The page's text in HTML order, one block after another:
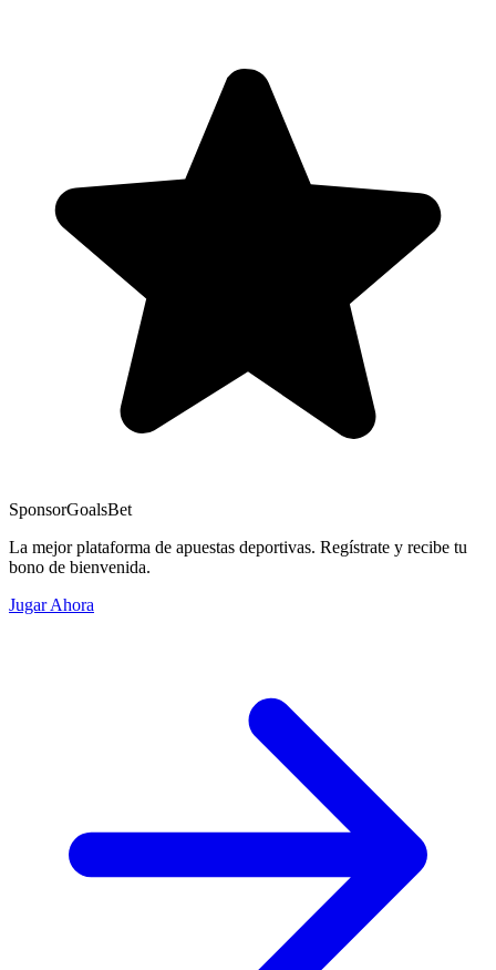
SponsorGoalsBet
La mejor plataforma de apuestas deportivas. Regístrate y recibe tu
bono de bienvenida.
Jugar Ahora